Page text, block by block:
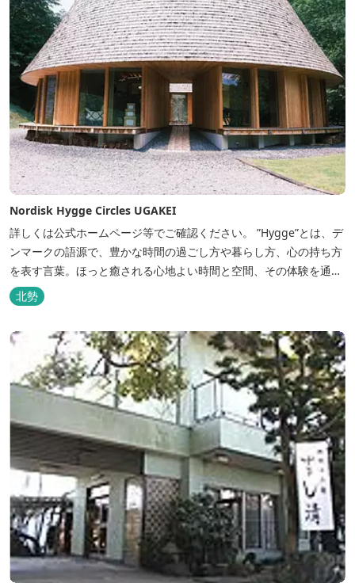
Nordisk Hygge Circles UGAKEI
詳しくは公式ホームページ等でご確認ください。 ”Hygge”とは、デ
ンマークの語源で、豊かな時間の過ごし方や暮らし方、心の持ち方
を表す言葉。ほっと癒される心地よい時間と空間、その体験を通し
て得られる幸福感のことです。 デンマーク発のアウトドアブランド
「Nordisk（ノルディスク）」と三重県いなべ市が連携して手がけ
ました...
北勢